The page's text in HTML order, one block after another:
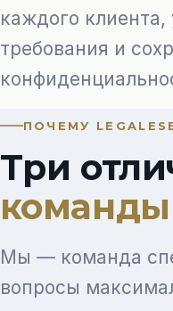
каждого
требования и
ПОЧЕМУ
Три
команды
Мы — команда
вопросы